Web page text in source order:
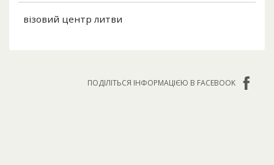
візовий центр литви
ПОДІЛІТЬСЯ ІНФОРМАЦІЄЮ В FACEBOOK